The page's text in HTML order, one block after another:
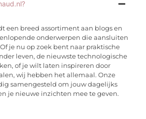
een breed assortiment aan blogs en
onderwerpen die aansluiten
je nu op zoek bent naar praktische
leven, de nieuwste technologische
of je wilt laten inspireren door
wij hebben het allemaal. Onze
samengesteld om jouw dagelijks
je nieuwe inzichten mee te geven.